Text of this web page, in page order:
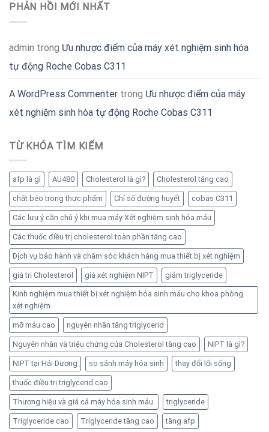
PHẢN HỒI MỚI NHẤT
admin trong Ưu nhược điểm của máy xét nghiệm sinh hóa
tự động Roche Cobas C311
A WordPress Commenter trong Ưu nhược điểm của máy
xét nghiệm sinh hóa tự động Roche Cobas C311
TỪ KHÓA TÌM KIẾM
afp là gì AU480 Cholesterol là gì? Cholesterol tăng cao
chất béo trong thực phẩm Chỉ số đường huyết cobas C311
Các lưu ý cần chú ý khi mua máy Xét nghiệm sinh hóa máu
Các thuốc điều trị cholesterol toàn phần tăng cao
Dịch vụ bảo hành và chăm sóc khách hàng mua thiết bị xét nghiệm
giá trị Cholesterol giá xét nghiệm NIPT giảm triglyceride
Kinh nghiệm mua thiết bị xét nghiệm hóa sinh máu cho khoa phòng
xét nghiệm
mỡ máu cao nguyên nhân tăng triglycerid
Nguyên nhân và triệu chứng của Cholesterol tăng cao NIPT là gì?
NIPT tại Hải Dương so sánh máy hóa sinh thay đổi lối sống
thuốc điều trị triglycerid cao
Thương hiệu và giá cả máy hóa sinh máu. triglyceride
Triglyceride cao Triglyceride tăng cao tăng afp